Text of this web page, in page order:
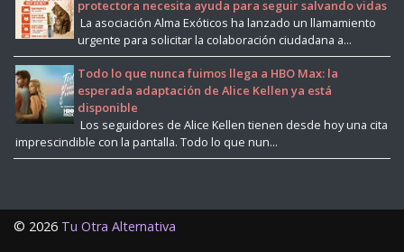
protectora necesita ayuda para seguir salvando vidas
La asociación Alma Exóticos ha lanzado un llamamiento
urgente para solicitar la colaboración ciudadana a...
Todo lo que nunca fuimos llega a HBO Max: la
esperada adaptación de Alice Kellen ya está
disponible
Los seguidores de Alice Kellen tienen desde hoy una cita
imprescindible con la pantalla. Todo lo que nun...
© 2026 Tu Otra Alternativa